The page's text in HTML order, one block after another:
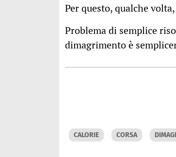
Per questo, qualche
Problema di semplice
dimagrimento è
CALORIE CORSA